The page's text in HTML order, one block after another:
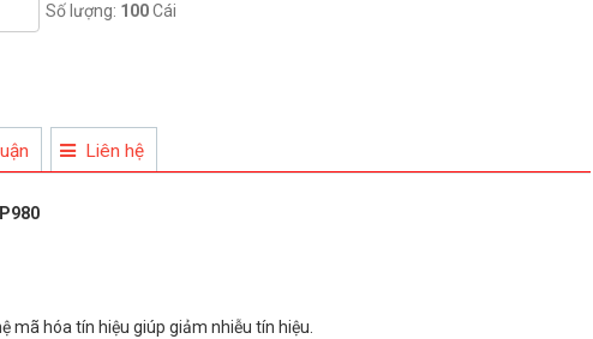
Số lượng: 100Cái
Liên hệ
mã hóa tín hiệu giúp giảm nhiễu tín hiệu.